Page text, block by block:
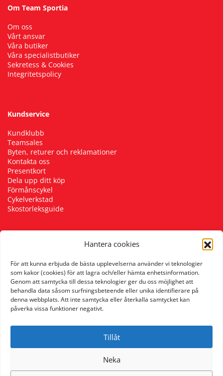
Hantera cookies
För att kunna erbjuda de bästa upplevelserna använder vi teknologier
som kakor (cookies) för att lagra och/eller hämta enhetsinformation.
Genom att samtycka till dessa teknologier ger du oss möjlighet att
behandla data såsom surfningsbeteende eller unika identifierare på
denna webbplats. Att inte samtycka eller återkalla samtycket kan
påverka vissa funktioner negativt.
Tillåt
Neka
Om Team Sportia
Om oss
Vårt ansvar
Våra butiker
Våra specialistbutiker
Sekretess & Cookies
Integritetspolicy
Kundservice
Kundklubb
Teamsales
Byten, returer och reklamationer
Kontakta oss
Presentkort
Dela upp ditt köp
Förmånscykel
Cykelverkstad
Skostorleksguide